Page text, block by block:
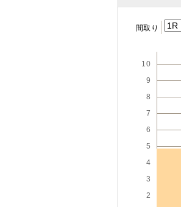
間取り
10
9
8
7
6
5
4
3
2